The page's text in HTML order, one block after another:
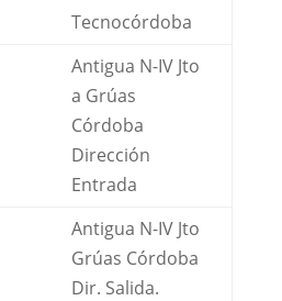
Tecnocórdoba
Antigua N-IV Jto
a Grúas
Córdoba
Dirección
Entrada
Antigua N-IV Jto
Grúas Córdoba
Dir. Salida.